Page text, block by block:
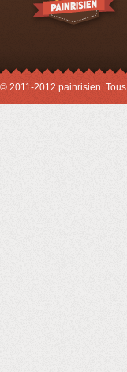
© 2011-2012 painrisien.